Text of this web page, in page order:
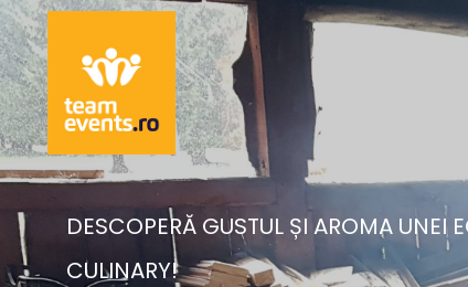
DESCOPERĂ GUSTUL ȘI AROMA UNEI
CULINARY!